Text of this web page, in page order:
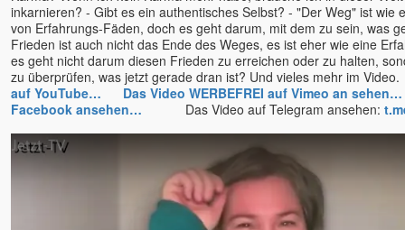
Richard Sylvester
Rick Linchitz †
Robert Adams
Roland und Ludmilla /
Erleuchtungs-Kongresse
Romen Banerjee
Romeo Kovcin
inkarnieren? - Gibt es ein authentisches Selbst? - "Der Weg" ist wie
von Erfahrungs-Fäden, doch es geht darum, mit dem zu sein, was
Frieden ist auch nicht das Ende des Weges, es ist eher wie eine
es geht nicht darum diesen Frieden zu erreichen oder zu halten,
zu überprüfen, was jetzt gerade dran ist? Und vieles mehr im
auf YouTube…
Das Video WERBEFREI auf Vimeo an sehen…
Facebook ansehen… Das Video auf Telegram ansehen: